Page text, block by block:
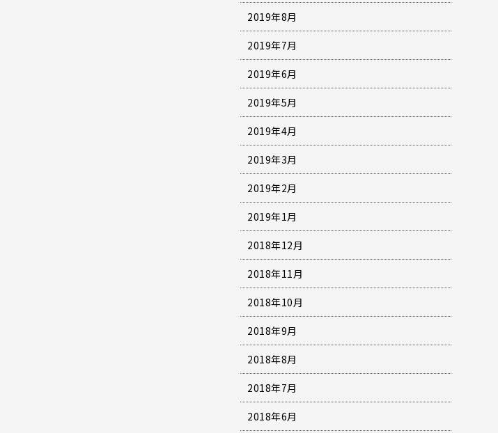
2019年8月
2019年7月
2019年6月
2019年5月
2019年4月
2019年3月
2019年2月
2019年1月
2018年12月
2018年11月
2018年10月
2018年9月
2018年8月
2018年7月
2018年6月